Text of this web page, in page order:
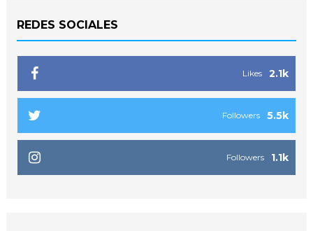
REDES SOCIALES
2.1k
Likes
5.5k
Followers
1.1k
Followers